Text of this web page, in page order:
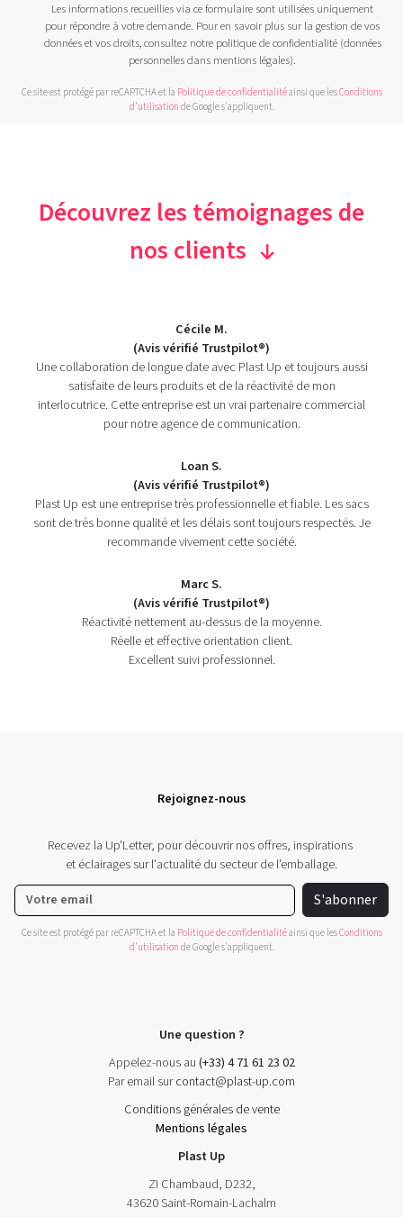
Les informations recueillies via ce formulaire sont utilisées uniquement
pour répondre à votre demande. Pour en savoir plus sur la gestion de vos
données et vos droits, consultez notre politique de confidentialité (données
personnelles dans mentions légales).
Ce site est protégé par reCAPTCHA et la Politique de confidentialitéainsi que lesConditions
d'utilisation de Google s'appliquent.
Découvrez les témoignages de
nos clients
Cécile M.
(Avis vérifié Trustpilot®)
Une collaboration de longue date avec Plast Up et toujours aussi
satisfaite de leurs produits et de la réactivité de mon
interlocutrice. Cette entreprise est un vrai partenaire commercial
pour notre agence de communication.
Loan S.
(Avis vérifié Trustpilot®)
Plast Up est une entreprise très professionnelle et fiable. Les sacs
sont de très bonne qualité et les délais sont toujours respectés. Je
recommande vivement cette société.
Marc S.
(Avis vérifié Trustpilot®)
Réactivité nettement au-dessus de la moyenne.
Réelle et effective orientation client.
Excellent suivi professionnel.
Rejoignez-nous
Recevez la Up'Letter, pour découvrir nos offres, inspirations
et éclairages sur l'actualité du secteur de l'emballage.
S'abonner
Ce site est protégé par reCAPTCHA et la Politique de confidentialitéainsi que lesConditions
d'utilisation de Google s'appliquent.
Une question ?
Appelez-nous au(+33) 4 71 61 23 02
Par email surcontact@plast-up.com
Conditions générales de vente
Mentions légales
Plast Up
ZI Chambaud, D232,
43620 Saint-Romain-Lachalm